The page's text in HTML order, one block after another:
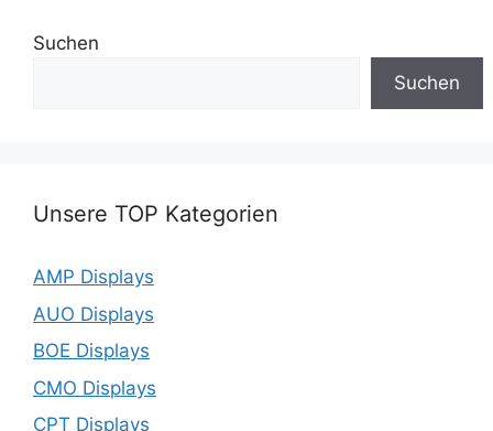
Suchen
Suchen
Unsere TOP Kategorien
AMP Displays
AUO Displays
BOE Displays
CMO Displays
CPT Displays